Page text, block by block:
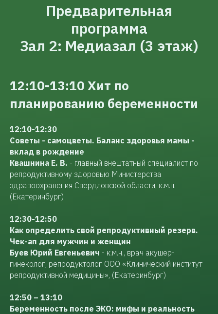
Предварительная
программа
Зал 2: Медиазал (3 этаж)
12:10-13:10 Хит по
планированию беременности
12:10-12:30
Советы - самоцветы. Баланс здоровья мамы -
вклад в рождение
Квашнина Е. В. - главный внештатный специалист по
репродуктивному здоровью Министерства
здравоохранения Свердловской области, к.м.н.
(Екатеринбург)
12:30-12:50
Как определить свой репродуктивный резерв.
Чек-ап для мужчин и женщин
Буев Юрий Евгеньевич - к.м.н., врач акушер-
гинеколог, репродуктолог ООО «Клинический институт
репродуктивной медицины», (Екатеринбург)
12:50 – 13:10
Беременность после ЭКО: мифы и реальность